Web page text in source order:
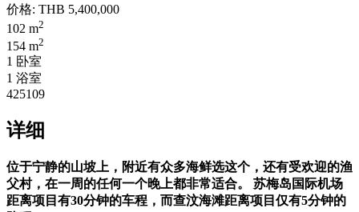
价格: THB 5,400,000
102 m2
154 m2
1 卧室
1 浴室
425109
详细
位于宁静的山坡上，附近有众多海鲜选这个，还有受欢迎的渔
父村，在一周的任何一个晚上都非常适合。 苏梅岛国际机场
距离项目有30分钟的车程，而查汶海滩距离项目仅有5分钟的